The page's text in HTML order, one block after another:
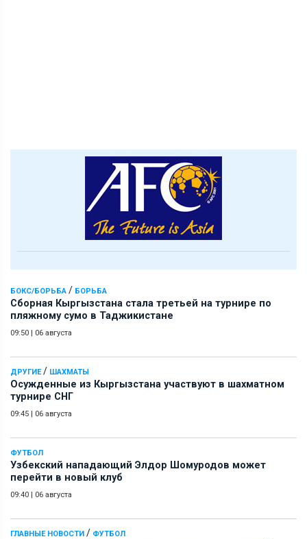
БОКС/БОРЬБА / БОРЬБА
Сборная Кыргызстана стала третьей на турнире по
пляжному сумо в Таджикистане
09:50 | 06 августа
ДРУГИЕ/ ШАХМАТЫ
Осужденные из Кыргызстана участвуют в шахматном
турнире СНГ
09:45 | 06 августа
ФУТБОЛ
Узбекский нападающий Элдор Шомуродов может
перейти в новый клуб
09:40 | 06 августа
ГЛАВНЫЕ НОВОСТИ / ФУТБОЛ